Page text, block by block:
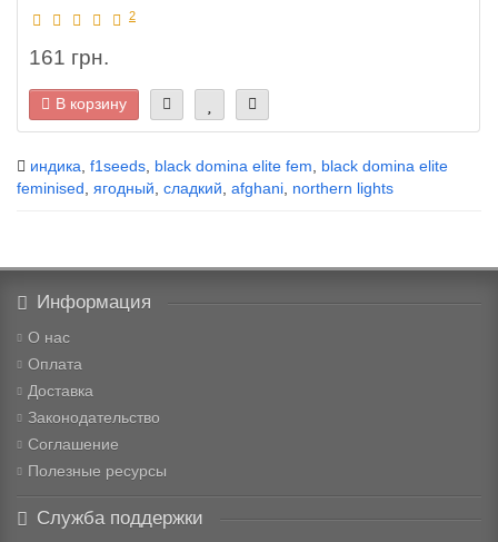
2
161 грн.
В корзину
индика f1seeds black domina elite fem
black domina elite
feminised ягодный сладкий afghani northern lights
Информация
О нас
Оплата
Доставка
Законодательство
Соглашение
Полезные ресурсы
Служба поддержки